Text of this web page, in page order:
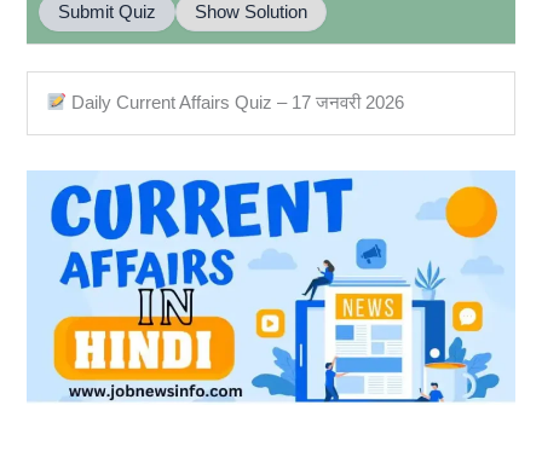
Submit Quiz Show Solution
Daily Current Affairs Quiz – 17 जनवरी 2026